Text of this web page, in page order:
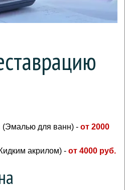
для ванн) - от 2000
акрилом) - от 4000 руб.